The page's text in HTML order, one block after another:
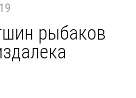
рыбаков